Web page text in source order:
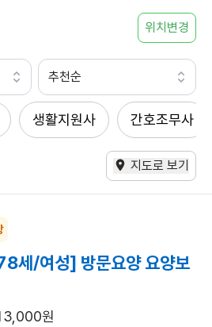
위치변경
추천순
생활지원사 간호조무사
지도로 보기
세/여성] 방문요양 요양보
원